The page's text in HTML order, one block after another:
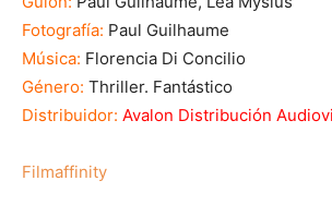
Fotografía: Paul Guilhaume
Música: Florencia Di Concilio
Género: Thriller. Fantástico
Distribuidor: Avalon Distribución
Filmaffinity